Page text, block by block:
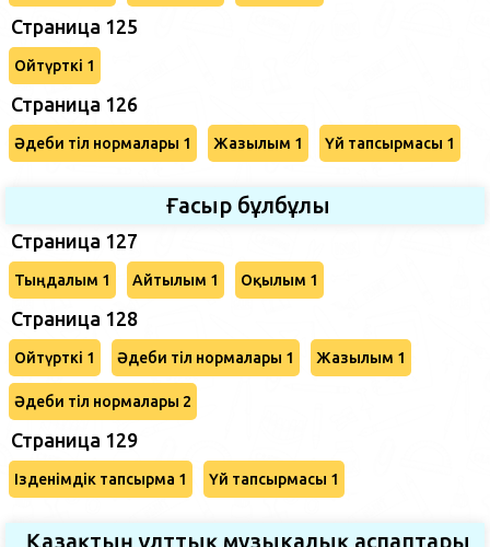
Страница 125
Ойтүрткі 1
Страница 126
Әдеби тіл нормалары 1 Жазылым 1 Үй тапсырмасы 1
Ғасыр бұлбұлы
Страница 127
Тыңдалым 1 Айтылым 1 Оқылым 1
Страница 128
Ойтүрткі 1 Әдеби тіл нормалары 1 Жазылым 1
Әдеби тіл нормалары 2
Страница 129
Ізденімдік тапсырма 1 Үй тапсырмасы 1
Қазақтың ұлттық музыкалық аспаптары